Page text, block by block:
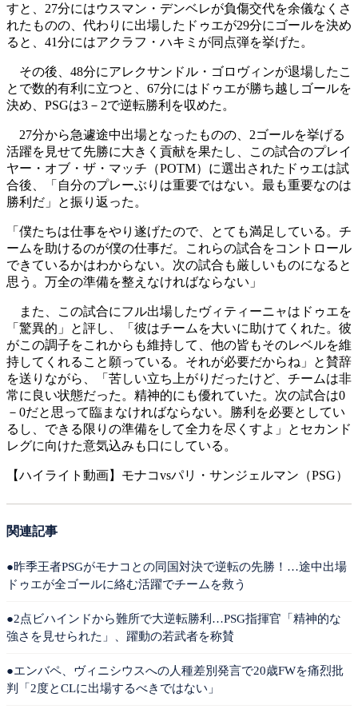
すと、27分にはウスマン・デンベレが負傷交代を余儀なくさ
れたものの、代わりに出場したドゥエが29分にゴールを決め
ると、41分にはアクラフ・ハキミが同点弾を挙げた。
その後、48分にアレクサンドル・ゴロヴィンが退場したこ
とで数的有利に立つと、67分にはドゥエが勝ち越しゴールを
決め、PSGは3－2で逆転勝利を収めた。
27分から急遽途中出場となったものの、2ゴールを挙げる
活躍を見せて先勝に大きく貢献を果たし、この試合のプレイ
ヤー・オブ・ザ・マッチ（POTM）に選出されたドゥエは試
合後、「自分のプレーぶりは重要ではない。最も重要なのは
勝利だ」と振り返った。
「僕たちは仕事をやり遂げたので、とても満足している。チ
ームを助けるのが僕の仕事だ。これらの試合をコントロール
できているかはわからない。次の試合も厳しいものになると
思う。万全の準備を整えなければならない」
また、この試合にフル出場したヴィティーニャはドゥエを
「驚異的」と評し、「彼はチームを大いに助けてくれた。彼
がこの調子をこれからも維持して、他の皆もそのレベルを維
持してくれること願っている。それが必要だからね」と賛辞
を送りながら、「苦しい立ち上がりだったけど、チームは非
常に良い状態だった。精神的にも優れていた。次の試合は0
－0だと思って臨まなければならない。勝利を必要としてい
るし、できる限りの準備をして全力を尽くすよ」とセカンド
レグに向けた意気込みも口にしている。
【ハイライト動画】モナコvsパリ・サンジェルマン（PSG）
関連記事
●昨季王者PSGがモナコとの同国対決で逆転の先勝！…途中出場
ドゥエが全ゴールに絡む活躍でチームを救う
●2点ビハインドから難所で大逆転勝利…PSG指揮官「精神的な
強さを見せられた」、躍動の若武者を称賛
●エンバペ、ヴィニシウスへの人種差別発言で20歳FWを痛烈批
判「2度とCLに出場するべきではない」